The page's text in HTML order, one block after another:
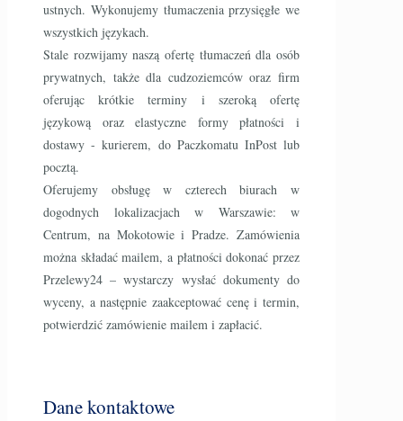
ustnych. Wykonujemy tłumaczenia przysięgłe we
wszystkich językach.
Stale rozwijamy naszą ofertę tłumaczeń dla osób
prywatnych, także dla cudzoziemców oraz firm
oferując krótkie terminy i szeroką ofertę
językową oraz elastyczne formy płatności i
dostawy - kurierem, do Paczkomatu InPost lub
pocztą.
Oferujemy obsługę w czterech biurach w
dogodnych lokalizacjach w Warszawie: w
Centrum, na Mokotowie i Pradze. Zamówienia
można składać mailem, a płatności dokonać przez
Przelewy24 – wystarczy wysłać dokumenty do
wyceny, a następnie zaakceptować cenę i termin,
potwierdzić zamówienie mailem i zapłacić.
Dane kontaktowe